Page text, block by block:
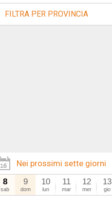
FILTRA PER PROVINCIA
Nei prossimi sette giorni
8
sab
9
dom
10
lun
11
mar
12
mer
13
gio